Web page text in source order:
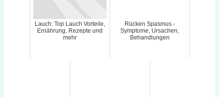
Lauch: Top Lauch Vorteile,
Ernährung, Rezepte und
mehr
Rücken Spasmus -
Symptome, Ursachen,
Behandlungen